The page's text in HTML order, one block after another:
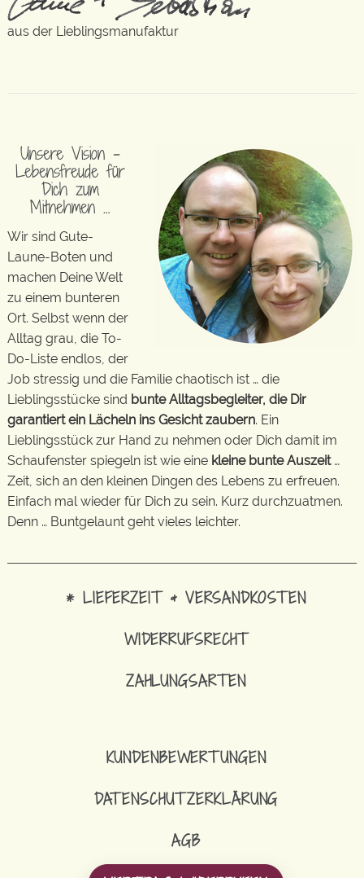
aus der Lieblingsmanufaktur
Unsere Vision –
Lebensfreude für
Dich zum
Mitnehmen …
Wir sind Gute-
Laune-Boten und
machen Deine Welt
zu einem bunteren
Ort. Selbst wenn der
Alltag grau, die To-
Do-Liste endlos, der
Job stressig und die Familie chaotisch ist … die
Lieblingsstücke sind bunte Alltagsbegleiter, die Dir
garantiert ein Lächeln ins Gesicht zaubern. Ein
Lieblingsstück zur Hand zu nehmen oder Dich damit im
Schaufenster spiegeln ist wie eine kleine bunte Auszeit…
Zeit, sich an den kleinen Dingen des Lebens zu erfreuen.
Einfach mal wieder für Dich zu sein. Kurz durchzuatmen.
Denn … Buntgelaunt geht vieles leichter.
* LIEFERZEIT & VERSANDKOSTEN
WIDERRUFSRECHT
ZAHLUNGSARTEN
KUNDENBEWERTUNGEN
DATENSCHUTZERKLÄRUNG
AGB